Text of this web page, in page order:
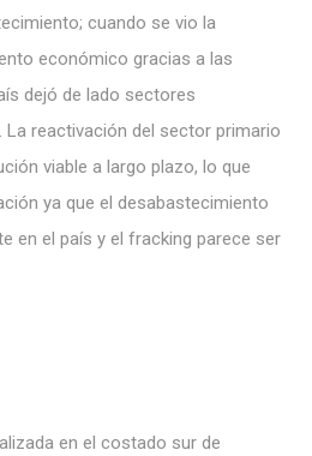
cuando se vio la
económico gracias a las
dejó de lado sectores
reactivación del sector primario
viable a largo plazo, lo que
ya que el desabastecimiento
en el país y el fracking parece ser
en el costado sur de